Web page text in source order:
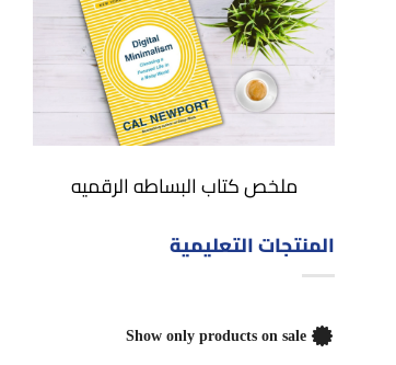
ملخص كتاب البساطه الرقميه
المنتجات التعليمية
Show only products on sale